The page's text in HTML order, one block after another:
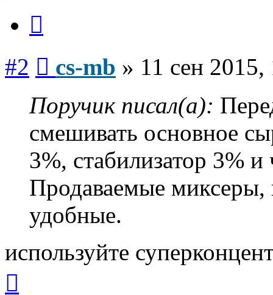
#2 cs-mb » 11 сен 2015,
Поручик писал(а):
смешивать основное
3%, стабилизатор 3%
Продаваемые миксеры,
удобные.
используйте
началу